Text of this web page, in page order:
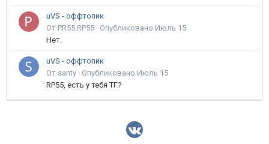
uVS - оффтопик
От PR55.RP55 · Опубликовано Июль 15
Нет.
uVS - оффтопик
От santy · Опубликовано Июль 15
RP55, есть у тебя ТГ?